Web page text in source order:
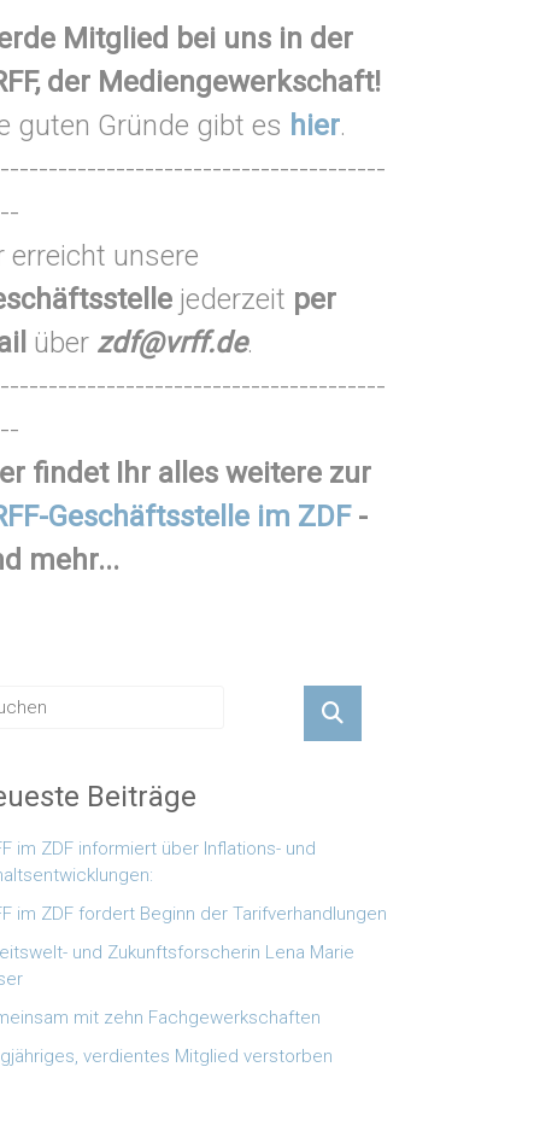
Mitglied bei uns in der
der Mediengewerkschaft!
guten Gründe gibt es hier.
erreicht unsere
jederzeit per
über zdf@vrff.de.
findet Ihr alles weitere zur
Geschäftsstelle im ZDF-
mehr...
Beiträge
im ZDF informiert über Inflations- und
im ZDF fordert Beginn der Tarifverhandlungen
und Zukunftsforscherin Lena Marie
mit zehn Fachgewerkschaften
verdientes Mitglied verstorben